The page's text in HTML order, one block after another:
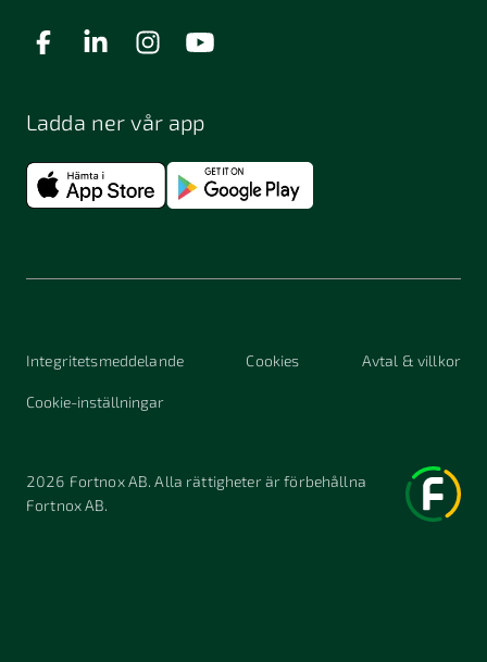
Ladda ner vår app
Integritetsmeddelande Cookies Avtal & villkor
Cookie-inställningar
2026 Fortnox AB. Alla rättigheter är förbehållna
Fortnox AB.